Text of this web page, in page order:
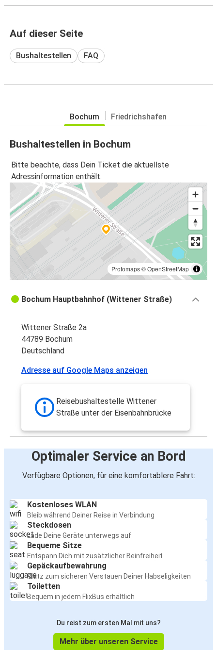
Auf dieser Seite
Bushaltestellen FAQ
Bochum Friedrichshafen
Bushaltestellen in Bochum
Bitte beachte, dass Dein Ticket die aktuellste
Adressinformation enthält.
Protomaps©OpenStreetMap
Bochum Hauptbahnhof (Wittener Straße)
Wittener Straße 2a
44789 Bochum
Deutschland
Adresse auf Google Maps anzeigen
Reisebushaltestelle Wittener
Straße unter der Eisenbahnbrücke
Optimaler Service an Bord
Verfügbare Optionen, für eine komfortablere Fahrt:
Kostenloses WLAN
Bleib während Deiner Reise in Verbindung
Steckdosen
Lade Deine Geräte unterwegs auf
Bequeme Sitze
Entspann Dich mit zusätzlicher Beinfreiheit
Gepäckaufbewahrung
Platz zum sicheren Verstauen Deiner Habseligkeiten
Toiletten
Bequem in jedem FlixBus erhältlich
Du reist zum ersten Mal mit uns?
Mehr über unseren Service